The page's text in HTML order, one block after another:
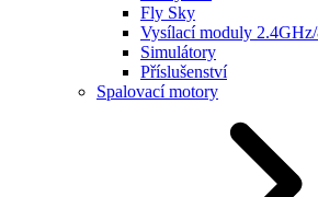
Fly Sky
Vysílací moduly
Simulátory
Příslušenství
Spalovací motory